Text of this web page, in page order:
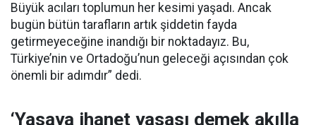
Büyük acıları toplumun her kesimi yaşadı. Ancak
bugün bütün tarafların artık şiddetin fayda
getirmeyeceğine inandığı bir noktadayız. Bu,
Türkiye’nin ve Ortadoğu’nun geleceği açısından çok
önemli bir adımdır” dedi.
‘Yasaya ihanet yasası demek akılla